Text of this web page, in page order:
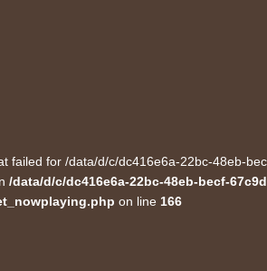
failed for /data/d/c/dc416e6a-22bc-48eb-
/data/d/c/dc416e6a-22bc-48eb-becf-
on line 166